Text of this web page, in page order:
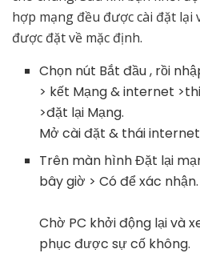
hợp mạng đều được cài đặt lại
được đặt về mặc định.
Chọn nút Bắt đầu , rồi
> kết Mạng & internet
>đặt lại Mạng.
Mở cài đặt & thái internet
Trên màn hình Đặt lại
bây giờ > Có để xác nhận.
Chờ PC khởi động lại và
phục được sự cố không.